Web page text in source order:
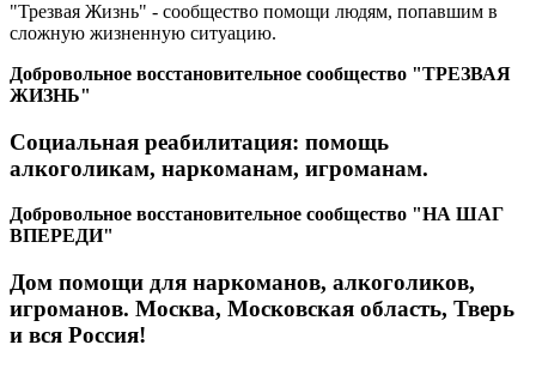
"Трезвая Жизнь" - сообщество помощи людям, попавшим в
сложную жизненную ситуацию.
Добровольное восстановительное сообщество "ТРЕЗВАЯ
ЖИЗНЬ"
Социальная реабилитация: помощь
алкоголикам, наркоманам, игроманам.
Добровольное восстановительное сообщество "НА ШАГ
ВПЕРЕДИ"
Дом помощи для наркоманов, алкоголиков,
игроманов. Москва, Московская область, Тверь
и вся Россия!